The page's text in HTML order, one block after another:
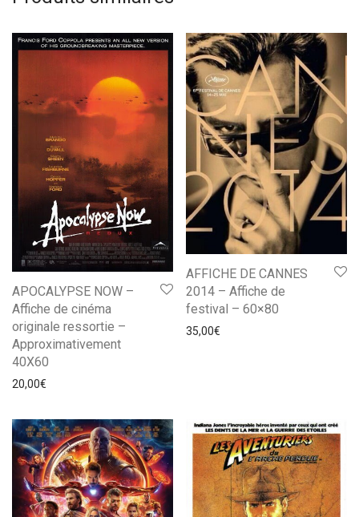
APOCALYPSE NOW –
Affiche de cinéma
originale ressortie –
Approximativement
40X60
20,00€
AFFICHE DE CANNES
2014 – Affiche de
festival – 60×80
35,00€